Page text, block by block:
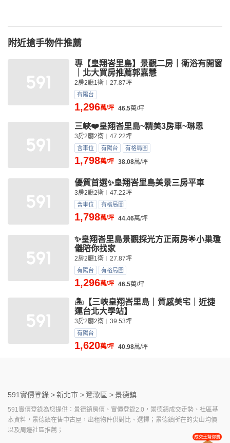
附近搶手物件推薦
專【皇翔峇里島】景觀二房｜衛浴有開窗
｜北大買房推薦郭嘉慧
2房2廳1衛 27.87坪
有陽台
1,296萬/坪 46.5萬/坪
三峽❤️皇翔峇里島~精美3房車~琳恩
3房2廳2衛 47.22坪
含車位 有陽台 有格局圖
1,798萬/坪 38.08萬/坪
優質首選✨皇翔峇里島美景三房平車
3房2廳2衛 47.22坪
含車位 有格局圖
1,798萬/坪 44.46萬/坪
✨皇翔峇里島景觀採光方正兩房🌟小巢瓊
儀陪你找家
2房2廳1衛 27.87坪
有陽台 有格局圖
1,296萬/坪 46.5萬/坪
🏝️【三峽皇翔峇里島｜質感美宅｜近捷
運台北大學站】
3房2廳2衛 39.53坪
有陽台
1,620萬/坪 40.98萬/坪
591實價登錄 >新北市 > 鶯歌區 > 景德鎮
591實價登錄為您提供：景德鎮房價、實價登錄2.0，景德鎮成交走勢、社區基
本資料，景德鎮在售中古屋，出租物件供對比、選擇；景德鎮所在的尖山均價
以及周邊社區推薦；